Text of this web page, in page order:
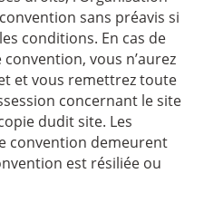
sans préavis si
conditions. En cas de
vous n’aurez
et vous remettrez toute
concernant le site
dudit site. Les
convention demeurent
est résiliée ou